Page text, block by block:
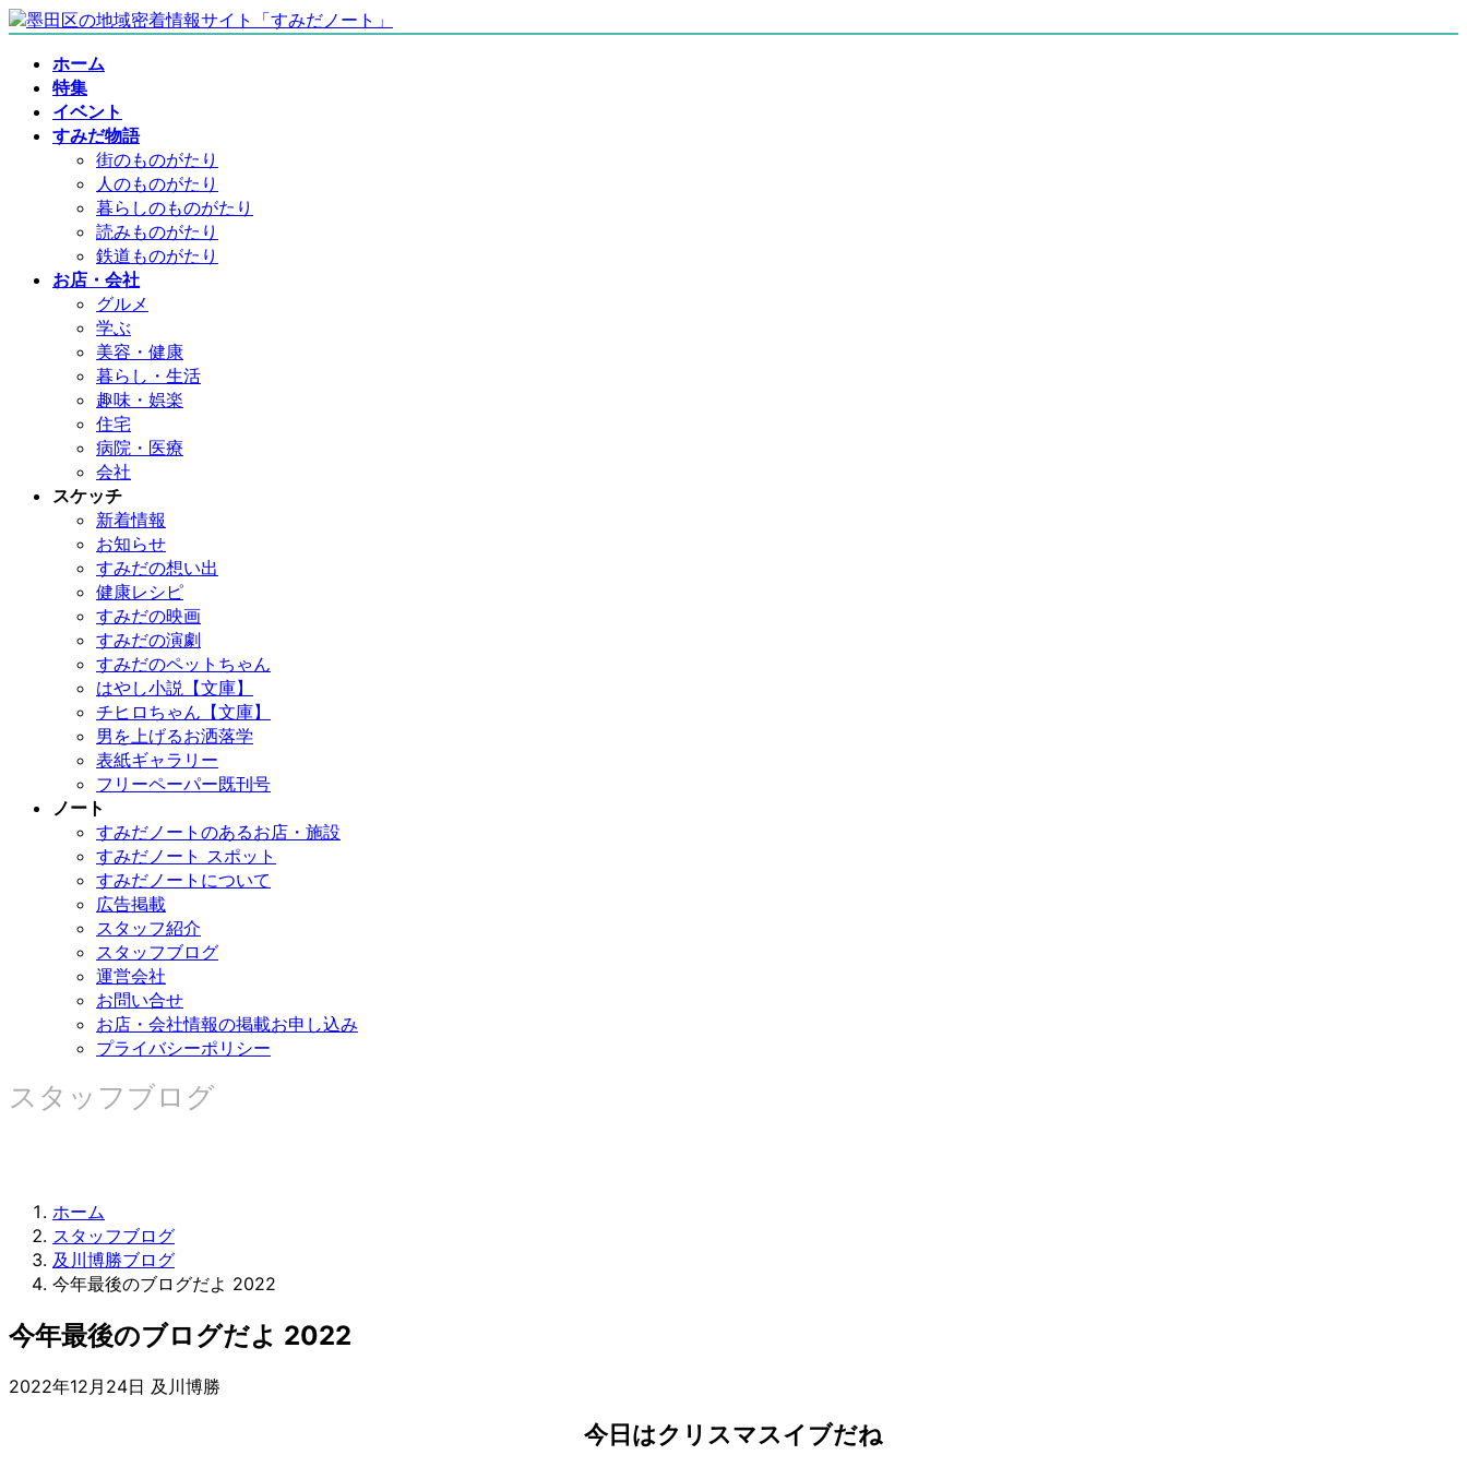
コ
ナ
ホーム
特集
イベント
すみだ物語
街のものがたり
人のものがたり
暮らしのものがたり
読みものがたり
鉄道ものがたり
お店・会社
グルメ
学ぶ
美容・健康
暮らし・生活
趣味・娯楽
住宅
病院・医療
会社
スケッチ
新着情報
お知らせ
すみだの想い出
健康レシピ
すみだの映画
すみだの演劇
すみだのペットちゃん
はやし小説【文庫】
チヒロちゃん【文庫】
男を上げるお洒落学
表紙ギャラリー
フリーペーパー既刊号
ノート
すみだノートのあるお店・施設
すみだノート スポット
すみだノートについて
広告掲載
スタッフ紹介
スタッフブログ
運営会社
お問い合せ
お店・会社情報の掲載お申し込み
プライバシーポリシー
スタッフブログ
ホーム
スタッフブログ
及川博勝ブログ
今年最後のブログだよ 2022
今年最後のブログだよ 2022
2022年12月24日 及川博勝
今日はクリスマスイブだね